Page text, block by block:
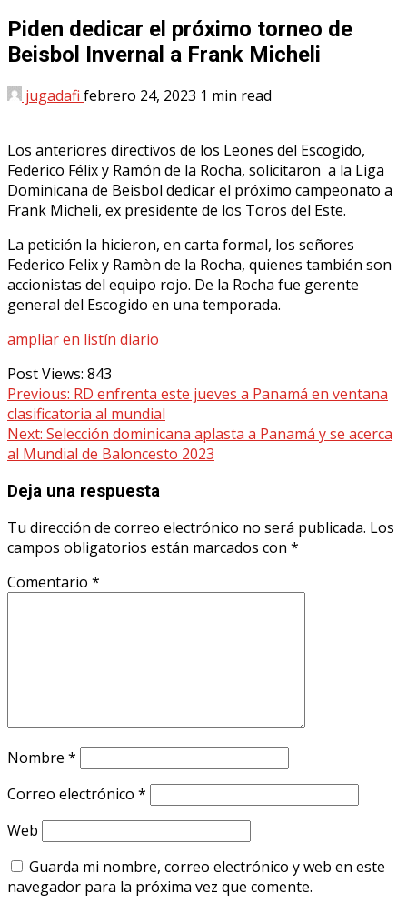
Piden dedicar el próximo torneo de
Beisbol Invernal a Frank Micheli
jugadafi febrero 24, 2023 1 min read
Los anteriores directivos de los Leones del Escogido,
Federico Félix y Ramón de la Rocha, solicitaron a la Liga
Dominicana de Beisbol dedicar el próximo campeonato a
Frank Micheli, ex presidente de los Toros del Este.
La petición la hicieron, en carta formal, los señores
Federico Felix y Ramòn de la Rocha, quienes también son
accionistas del equipo rojo. De la Rocha fue gerente
general del Escogido en una temporada.
ampliar en listín diario
Post Views: 843
Continue
Reading
Previous: RD enfrenta este jueves a Panamá en ventana
clasificatoria al mundial
Next: Selección dominicana aplasta a Panamá y se acerca
al Mundial de Baloncesto 2023
Deja una respuesta
Tu dirección de correo electrónico no será publicada. Los
campos obligatorios están marcados con *
Comentario *
Nombre *
Correo electrónico *
Web
Guarda mi nombre, correo electrónico y web en este
navegador para la próxima vez que comente.